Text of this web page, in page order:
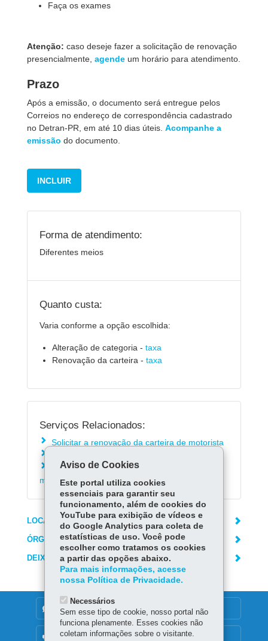
Faça os exames
Atenção: caso deseje fazer a solicitação de renovação
presencialmente, agende um horário para atendimento.
Prazo
Após a emissão, o documento será entregue pelos
Correios no endereço de correspondência cadastrado
no Detran-PR, em até 10 dias úteis. Acom panhe a
emissão do documento.
INCLUIR
Forma de atendimento:
Diferentes meios
Quanto custa:
Varia conforme a opção escolhida:
Alteração de categoria -taxa
Renovação da carteira -taxa
Serviços Relacionados:
Solicitar a renovação da carteira de motorista
Acompanhar a emissão da carteira de
motorista
LOCAIS DE ATENDIMENTO
ÓRGÃO RESPONSÁVEL
DEIXE SUA OPINIÃO
DENUNCIE CORRUPÇÃO
OUVIDORIA
Aviso de Cookies
Este portal utiliza cookies
essenciais para garantir seu
funcionamento, além de cookies do
YouTube para exibição de vídeos e
do Google Analytics para coleta de
estatísticas de uso. Você pode
escolher como tratamos os cookies
a partir das opções abaixo.
Para mais informações, acesse
nossa Política de Privacidade.
Necessários
Sem esse tipo de cookie, nosso portal não
funciona plenamente. Esses cookies não
coletam informações sobre o visitante.